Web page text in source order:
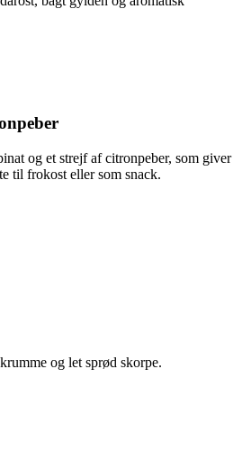
og et strejf af citronpeber, som giver
til frokost eller som snack.
og let sprød skorpe.